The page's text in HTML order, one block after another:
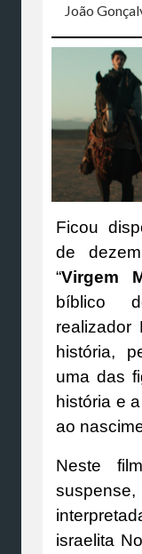
João
Ficou
de
“Virgem
bíblico
realizador
história,
uma das
história e
ao
Neste
israelita